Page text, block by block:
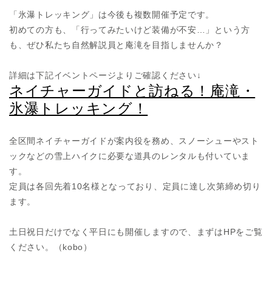
「氷瀑トレッキング」は今後も複数開催予定です。
初めての方も、「行ってみたいけど装備が不安…」という方
も、ぜひ私たち自然解説員と庵滝を目指しませんか？
詳細は下記イベントページよりご確認ください↓
ネイチャーガイドと訪ねる！庵滝・
氷瀑トレッキング！
全区間ネイチャーガイドが案内役を務め、スノーシューやスト
ックなどの雪上ハイクに必要な道具のレンタルも付いていま
す。
定員は各回先着10名様となっており、定員に達し次第締め切り
ます。
土日祝日だけでなく平日にも開催しますので、まずはHPをご覧
ください。（kobo）